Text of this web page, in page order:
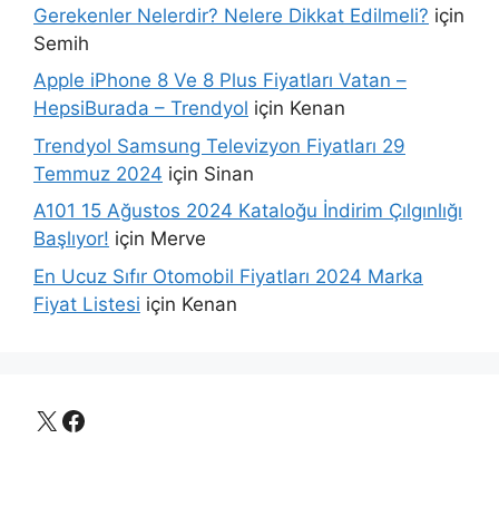
Gerekenler Nelerdir? Nelere Dikkat Edilmeli? için
Semih
Apple iPhone 8 Ve 8 Plus Fiyatları Vatan –
HepsiBurada – Trendyol için Kenan
Trendyol Samsung Televizyon Fiyatları 29
Temmuz 2024 için Sinan
A101 15 Ağustos 2024 Kataloğu İndirim Çılgınlığı
Başlıyor! için Merve
En Ucuz Sıfır Otomobil Fiyatları 2024 Marka
Fiyat Listesi için Kenan
X Facebook